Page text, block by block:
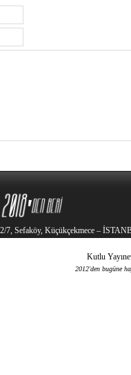
7, Sefaköy, Küçükçekmece –
Kutlu
2012'den bugüne